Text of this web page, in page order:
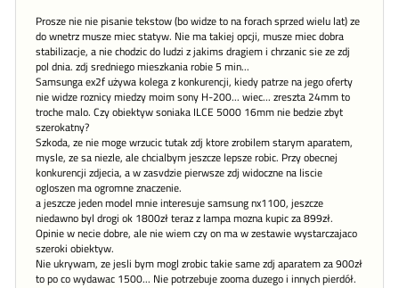
Prosze nie nie pisanie tekstow (bo widze to na forach sprzed wielu lat) ze
do wnetrz musze miec statyw. Nie ma takiej opcji, musze miec dobra
stabilizacje, a nie chodzic do ludzi z jakims dragiem i chrzanic sie ze zdj
pol dnia. zdj sredniego mieszkania robie 5 min...
Samsunga ex2f używa kolega z konkurencji, kiedy patrze na jego oferty
nie widze roznicy miedzy moim sony H-200... wiec... zreszta 24mm to
troche malo. Czy obiektyw soniaka ILCE 5000 16mm nie bedzie zbyt
szerokatny?
Szkoda, ze nie moge wrzucic tutak zdj ktore zrobilem starym aparatem,
mysle, ze sa niezle, ale chcialbym jeszcze lepsze robic. Przy obecnej
konkurencji zdjecia, a w zasvdzie pierwsze zdj widoczne na liscie
ogloszen ma ogromne znaczenie.
a jeszcze jeden model mnie interesuje samsung nx1100, jeszcze
niedawno byl drogi ok 1800zł teraz z lampa mozna kupic za 899zł.
Opinie w necie dobre, ale nie wiem czy on ma w zestawie wystarczajaco
szeroki obiektyw.
Nie ukrywam, ze jesli bym mogl zrobic takie same zdj aparatem za 900zł
to po co wydawac 1500... Nie potrzebuje zooma duzego i innych pierdół.